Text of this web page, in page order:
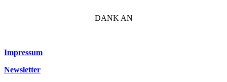
DANK AN
Impressum
Newsletter